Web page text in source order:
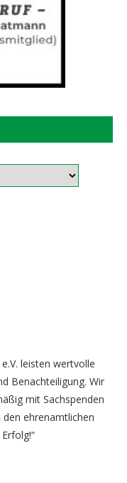
leisten wertvolle
Benachteiligung. Wir
mit Sachspenden
ehrenamtlichen